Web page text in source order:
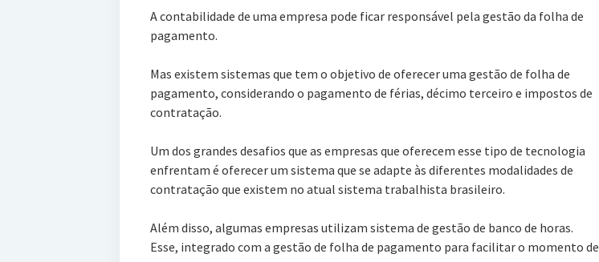
A contabilidade de uma empresa pode ficar responsável pela gestão da folha de
pagamento.
Mas existem sistemas que tem o objetivo de oferecer uma gestão de folha de
pagamento, considerando o pagamento de férias, décimo terceiro e impostos de
contratação.
Um dos grandes desafios que as empresas que oferecem esse tipo de tecnologia
enfrentam é oferecer um sistema que se adapte às diferentes modalidades de
contratação que existem no atual sistema trabalhista brasileiro.
Além disso, algumas empresas utilizam sistema de gestão de banco de horas.
Esse, integrado com a gestão de folha de pagamento para facilitar o momento de